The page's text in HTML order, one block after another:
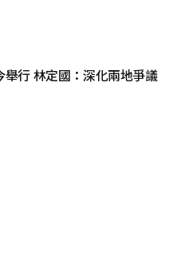
行 林定國：深化兩地爭議